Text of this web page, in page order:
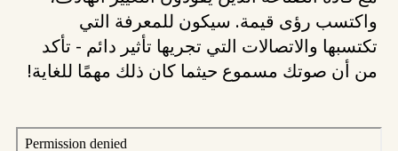
واكتسب رؤى قيمة. سيكون للمعرفة التي
تكتسبها والاتصالات التي تجريها تأثير دائم - تأكد
من أن صوتك مسموع حيثما كان ذلك مهمًا للغاية!